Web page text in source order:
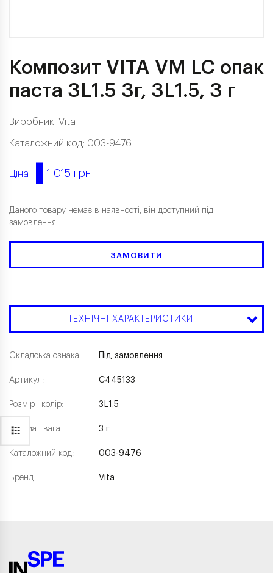
Композит VITA VM LC опак
паста 3L1.5 3г, 3L1.5, 3 г
Виробник: Vita
Каталожний код: 003-9476
Ціна 1 015 грн
Даного товару немає в наявності, він доступний під
замовлення.
ЗАМОВИТИ
ТЕХНІЧНІ ХАРАКТЕРИСТИКИ
Складська ознака:
Артикул:
Розмір і колір:
Форма і вага:
Каталожний код:
Бренд:
Під замовлення
C445133
3L1.5
3 г
003-9476
Vita